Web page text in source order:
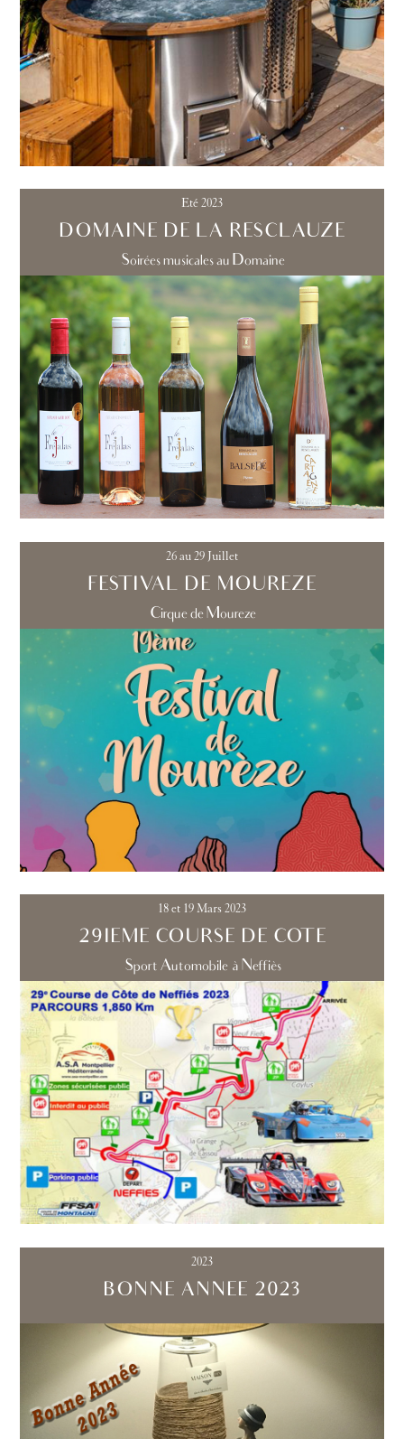
Eté 2023
DOMAINE DE LA RESCLAUZE
Soirées musicales au Domaine
26 au 29 Juillet
FESTIVAL DE MOUREZE
Cirque de Moureze
18 et 19 Mars 2023
29IEME COURSE DE COTE
Sport Automobile à Neffiès
2023
BONNE ANNEE 2023